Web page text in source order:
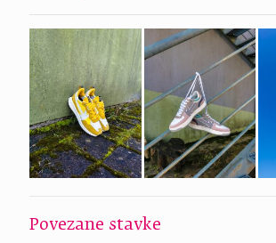
Povezane stavke